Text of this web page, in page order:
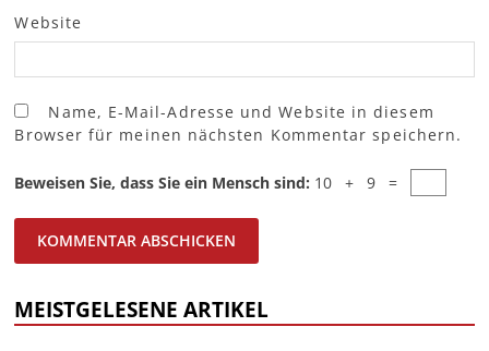
Website
Name, E-Mail-Adresse und Website in diesem
Browser für meinen nächsten Kommentar speichern.
Beweisen Sie, dass Sie ein Mensch sind: 10 + 9 =
MEISTGELESENE ARTIKEL